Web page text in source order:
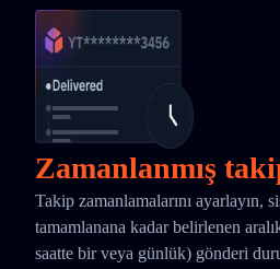
Zamanlanmış
Takip zamanlamalarını ayarlayın,
tamamlanana kadar belirlenen
saatte bir veya günlük) gönderi